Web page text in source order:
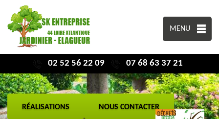
MENU
02 52 56 22 09 07 68 63 37 21
RÉALISATIONS NOUS CONTACTER